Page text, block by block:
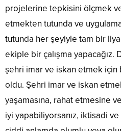
projelerine tepkisini ölçmek
etmekten tutunda ve
tutunda her şeyiyle tam bir
ekiple bir çalışma yapacağız.
şehri imar ve iskan etmek için
oldu. Şehri imar ve iskan
yaşamasına, rahat etmesine
iyi yapabiliyorsanız, iktisadi